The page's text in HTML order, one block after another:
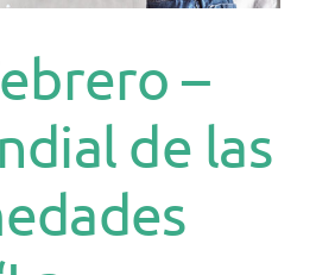
–
de las